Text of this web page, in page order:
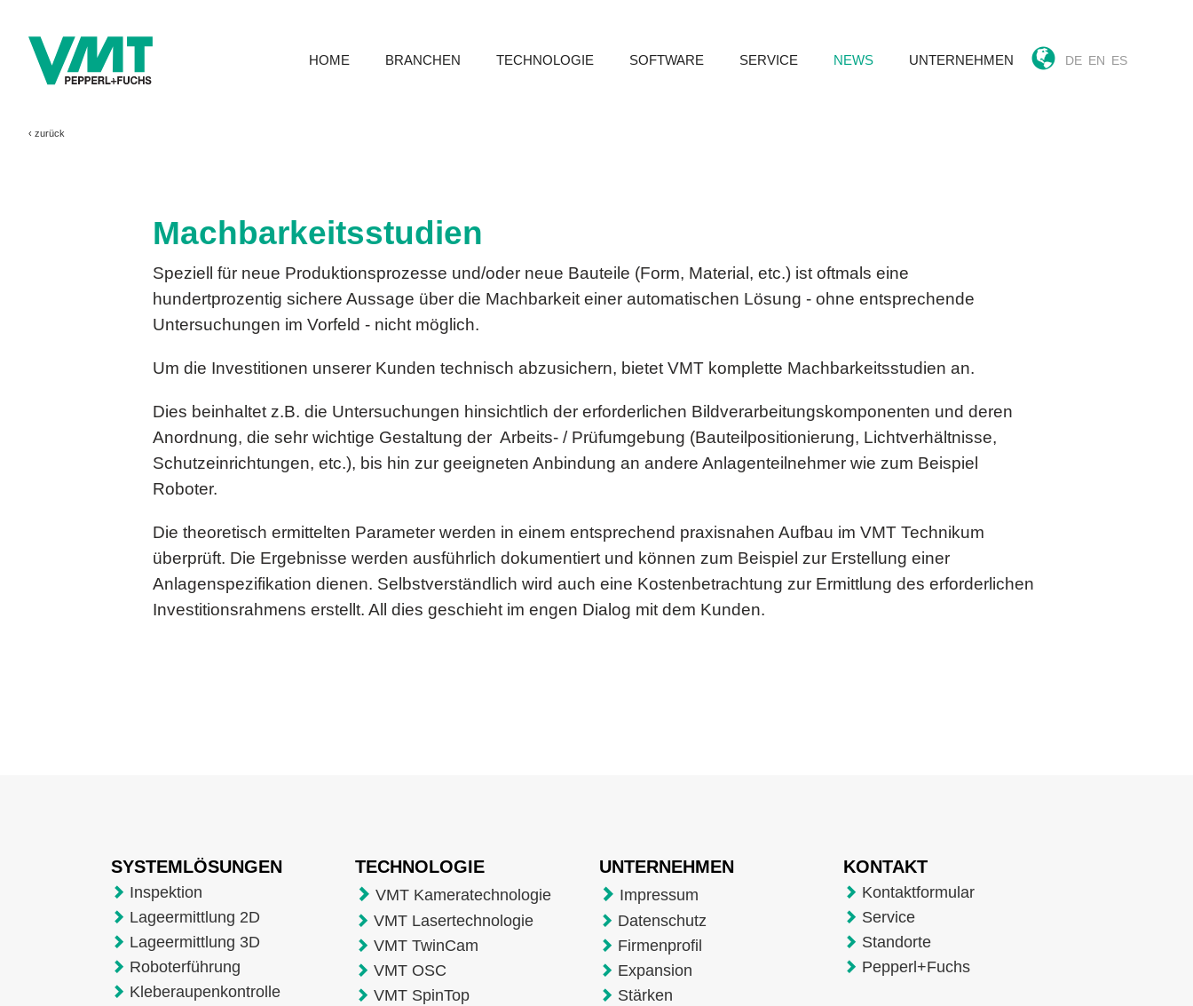
HOME BRANCHEN TECHNOLOGIE SOFTWARE SERVICE NEWS UNTERNEHMEN DE EN ES
‹ zurück
Machbarkeitsstudien
Speziell für neue Produktionsprozesse und/oder neue Bauteile (Form, Material, etc.) ist oftmals eine
hundertprozentig sichere Aussage über die Machbarkeit einer automatischen Lösung - ohne entsprechende
Untersuchungen im Vorfeld - nicht möglich.
Um die Investitionen unserer Kunden technisch abzusichern, bietet VMT komplette Machbarkeitsstudien an.
Dies beinhaltet z.B. die Untersuchungen hinsichtlich der erforderlichen Bildverarbeitungskomponenten und deren
Anordnung, die sehr wichtige Gestaltung der Arbeits- / Prüfumgebung (Bauteilpositionierung, Lichtverhältnisse,
Schutzeinrichtungen, etc.), bis hin zur geeigneten Anbindung an andere Anlagenteilnehmer wie zum Beispiel
Roboter.
Die theoretisch ermittelten Parameter werden in einem entsprechend praxisnahen Aufbau im VMT Technikum
überprüft. Die Ergebnisse werden ausführlich dokumentiert und können zum Beispiel zur Erstellung einer
Anlagenspezifikation dienen. Selbstverständlich wird auch eine Kostenbetrachtung zur Ermittlung des erforderlichen
Investitionsrahmens erstellt. All dies geschieht im engen Dialog mit dem Kunden.
SYSTEMLÖSUNGEN
Inspektion
Lageermittlung 2D
Lageermittlung 3D
Roboterführung
Kleberaupenkontrolle
TECHNOLOGIE
VMT Kameratechnologie
VMT Lasertechnologie
VMT TwinCam
VMT OSC
VMT SpinTop
UNTERNEHMEN
Impressum
Datenschutz
Firmenprofil
Expansion
Stärken
KONTAKT
Kontaktformular
Service
Standorte
Pepperl+Fuchs